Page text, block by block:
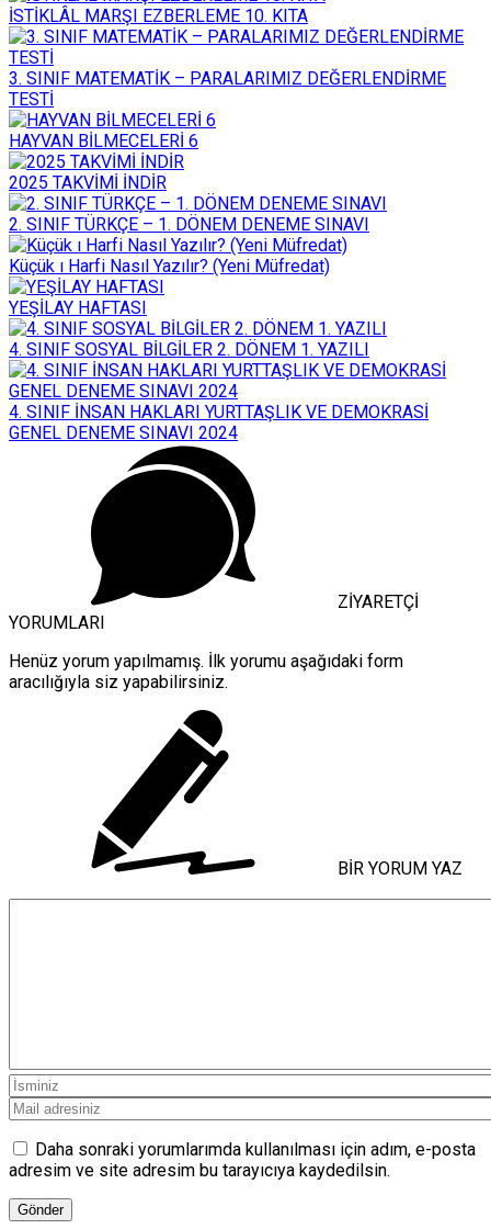
İSTİKLÂL MARŞI EZBERLEME 10. KITA
3. SINIF MATEMATİK – PARALARIMIZ DEĞERLENDİRME
TESTİ
HAYVAN BİLMECELERİ 6
2025 TAKVİMİ İNDİR
2. SINIF TÜRKÇE – 1. DÖNEM DENEME SINAVI
Küçük ı Harfi Nasıl Yazılır? (Yeni Müfredat)
YEŞİLAY HAFTASI
4. SINIF SOSYAL BİLGİLER 2. DÖNEM 1. YAZILI
4. SINIF İNSAN HAKLARI YURTTAŞLIK VE DEMOKRASİ
GENEL DENEME SINAVI 2024
ZİYARETÇİ
YORUMLARI
Henüz yorum yapılmamış. İlk yorumu aşağıdaki form
aracılığıyla siz yapabilirsiniz.
BİR YORUM YAZ
Daha sonraki yorumlarımda kullanılması için adım, e-posta
adresim ve site adresim bu tarayıcıya kaydedilsin.